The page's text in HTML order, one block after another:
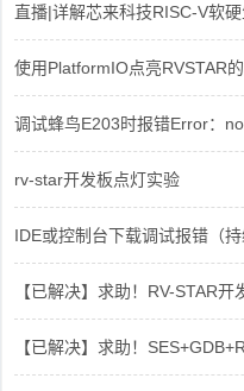
直播|详解芯来科技RISC-V软
使用PlatformIO点亮RVSTAR
调试蜂鸟E203时报错Error：
rv-star开发板点灯实验
IDE或控制台下载调试报错（持
【已解决】求助！RV-STAR
【已解决】求助！